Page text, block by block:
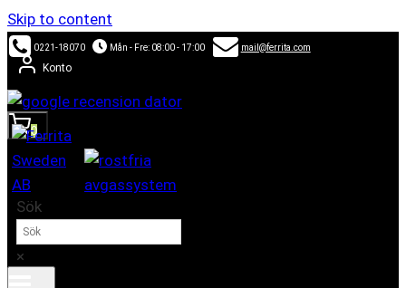
Skip to content
0221-18070 Mån - Fre: 08:00 - 17:00 mail@ferrita.com
Konto
0
Sök
×